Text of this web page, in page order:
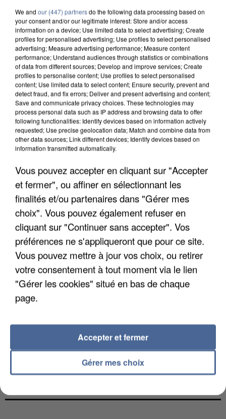
UNE TOURISTE DE L’OISE EMPORTÉE PAR UNE
COULÉE DE BOUE EN HAUTE-SAVOIE
LES DONNÉES DE 300 000 CLIENTS DÉROBÉES À
INTERMARCHÉ APRÈS UNE...
We and our (447) partnersdo the following data processing based on
your consent and/or our legitimate interest: Store and/or access
information on a device; Use limited data to select advertising; Create
profiles for personalised advertising; Use profiles to select personalised
advertising; Measure advertising performance; Measure content
performance; Understand audiences through statistics or combinations
of data from different sources; Develop and improve services; Create
profiles to personalise content; Use profiles to select personalised
content; Use limited data to select content; Ensure security, prevent and
detect fraud, and fix errors; Deliver and present advertising and content;
Save and communicate privacy choices. These technologies may
process personal data such as IP address and browsing data to offer
following functionalities: Identify devices based on information actively
requested; Use precise geolocation data; Match and combine data from
other data sources; Link different devices; Identify devices based on
information transmitted automatically.
Vous pouvez accepter en cliquant sur "Accepter
et fermer", ou affiner en sélectionnant les
finalités et/ou partenaires dans "Gérer mes
choix". Vous pouvez également refuser en
cliquant sur "Continuer sans accepter". Vos
préférences ne s'appliqueront que pour ce site.
Vous pouvez mettre à jour vos choix, ou retirer
votre consentement à tout moment via le lien
"Gérer les cookies" situé en bas de chaque
page.
Gérer mes choix
Accepter et fermer